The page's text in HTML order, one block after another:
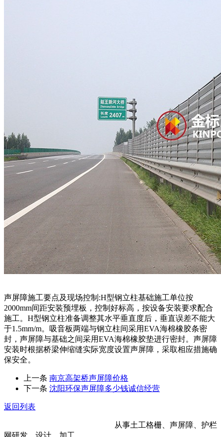
声屏障施工要点及现场控制:H型钢立柱基础施工单位按
2000mm间距安装预埋板，控制好标高，按设备安装要求配合
施工。H型钢立柱准备调整其水平垂直度后，垂直误差不能大
于1.5mm/m。吸音板两端与钢立柱间采用EVA海棉橡胶条密
封，声屏障与基础之间采用EVA海棉橡胶垫进行密封。声屏障
安装时根据桥梁伸缩缝实际宽度设置声屏障，采取相应措施确
保安全。
上一条 南京高架桥声屏障价格
下一条 沈阳环保声屏障多少钱诚信经营
返回列表
从事土工格栅、声屏障、护栏
网研发、设计、加工